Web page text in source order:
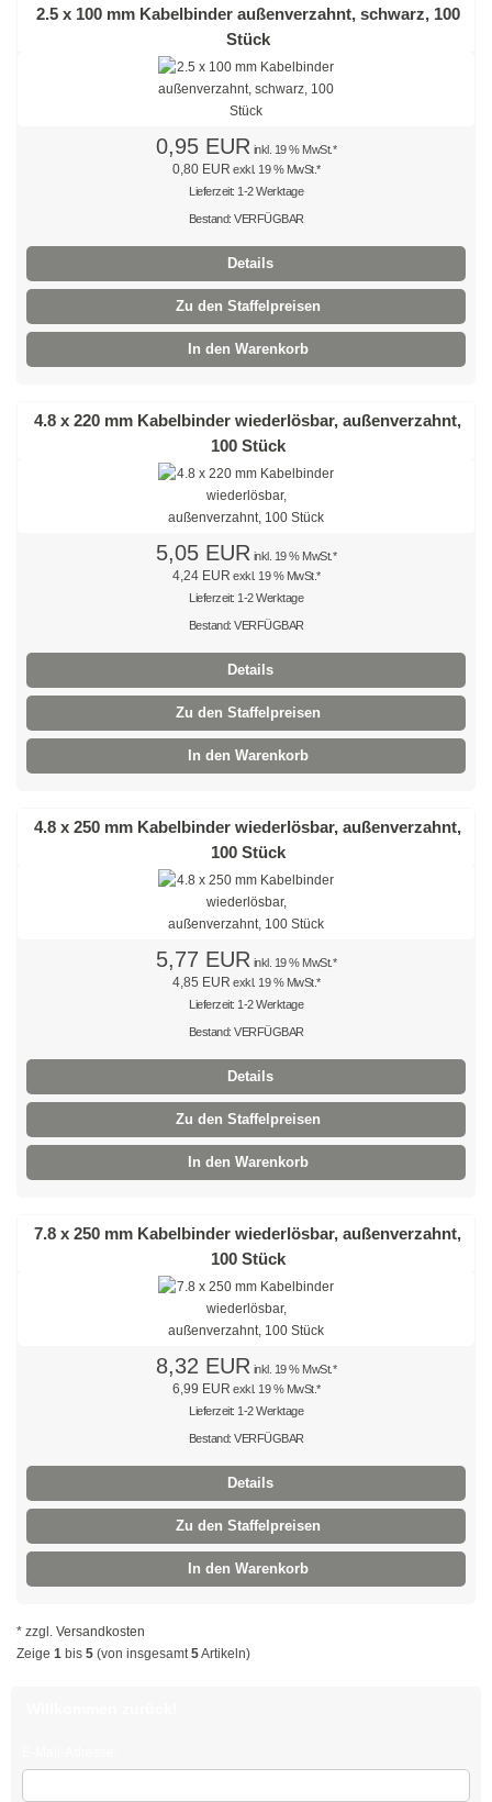
Grau
Premium-Kabelbinder
Schwarz
Natur
Rot
SONDERANGEBOTE
Edelstahlbinder 304 SS
Edelstahlbinder 316 SS
Edelstahlkabelbinder, wiederlösbar
Edelstahlbinder mit Leiterverschluss
Edelstahlmarkierplatten
Edelstahlschraubsockel
Mehrzweckbinder PA66
Mehrzweckbinder PE
farbig
2.5 x 100 mm Kabelbinder außenverzahnt, schwarz, 100
Stück
0,95 EUR inkl. 19 % MwSt.*
0,80 EUR exkl. 19 % MwSt.*
Lieferzeit: 1-2 Werktage
Bestand: VERFÜGBAR
Details
Zu den Staffelpreisen
In den Warenkorb
4.8 x 220 mm Kabelbinder wiederlösbar, außenverzahnt,
100 Stück
5,05 EUR inkl. 19 % MwSt.*
4,24 EUR exkl. 19 % MwSt.*
Lieferzeit: 1-2 Werktage
Bestand: VERFÜGBAR
Details
Zu den Staffelpreisen
In den Warenkorb
4.8 x 250 mm Kabelbinder wiederlösbar, außenverzahnt,
100 Stück
5,77 EUR inkl. 19 % MwSt.*
4,85 EUR exkl. 19 % MwSt.*
Lieferzeit: 1-2 Werktage
Bestand: VERFÜGBAR
Details
Zu den Staffelpreisen
In den Warenkorb
7.8 x 250 mm Kabelbinder wiederlösbar, außenverzahnt,
100 Stück
8,32 EUR inkl. 19 % MwSt.*
6,99 EUR exkl. 19 % MwSt.*
Lieferzeit: 1-2 Werktage
Bestand: VERFÜGBAR
Details
Zu den Staffelpreisen
In den Warenkorb
* zzgl. Versandkosten
Zeige 1 bis 5 (von insgesamt5Artikeln)